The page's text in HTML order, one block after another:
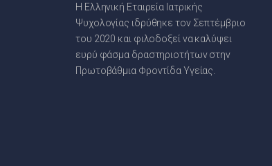
Η Ελληνική Εταιρεία Ιατρικής
Ψυχολογίας ιδρύθηκε τον Σεπτέμβριο
του 2020 και φιλοδοξεί να καλύψει
ευρύ φάσμα δραστηριοτήτων στην
Πρωτοβάθμια Φροντίδα Υγείας.